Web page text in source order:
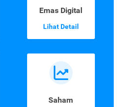
Emas Digital
Lihat Detail
Saham